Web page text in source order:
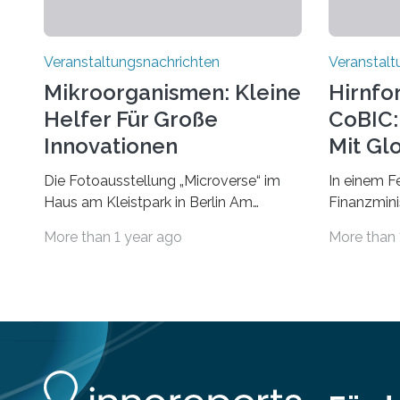
Veranstaltungsnachrichten
Mikroorganismen: Kleine
Helfer Für Große
Innovationen
Die Fotoausstellung „Microverse“ im
Haus am Kleistpark in Berlin Am
Kleistpark, Berlin-Schöneberg, die
Momentaufnahmen, die den
Verfallsprozess von Pflanzen
festhalten. Die Künstlerin setzt in den
großformatigen Bildern die Schönheit,
More than 1 year ago
Mit
In einem
Imaging
More than